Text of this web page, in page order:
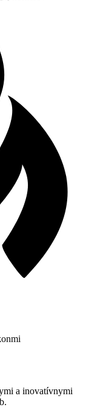
a inovatívnymi